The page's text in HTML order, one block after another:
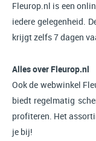
Fleurop.nl is een
iedere gelegenheid.
krijgt zelfs 7 dagen
Alles over Fleurop.nl
Ook de webwinkel
biedt regelmatig
profiteren. Het
je bij!